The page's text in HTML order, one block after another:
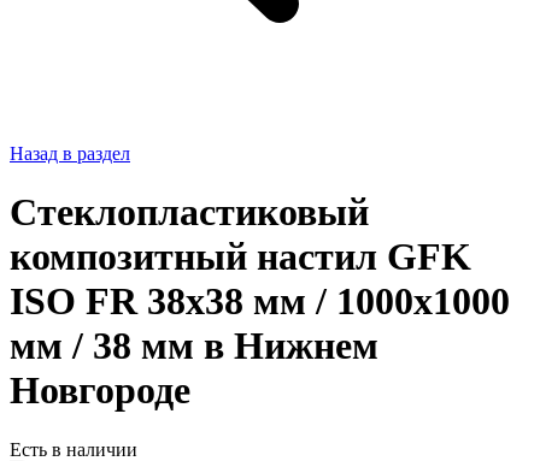
Назад в раздел
Стеклопластиковый
композитный настил GFK
ISO FR 38х38 мм / 1000х1000
мм / 38 мм в Нижнем
Новгороде
Есть в наличии